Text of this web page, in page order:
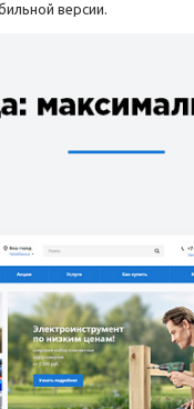
версии.